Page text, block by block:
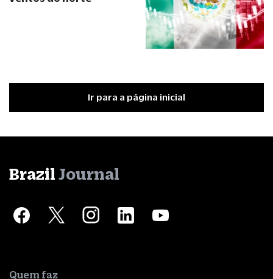
Ir para a página inicial
Brazil Journal
Quem faz